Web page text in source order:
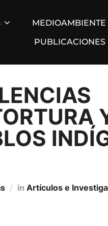
MEDIOAMBIENTE
PUBLICACIONES
inArtí­culos e